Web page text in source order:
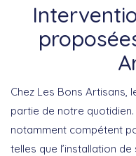
Chez Les Bons Artisans,
partie de notre
notamment compétent
telles que l’installation